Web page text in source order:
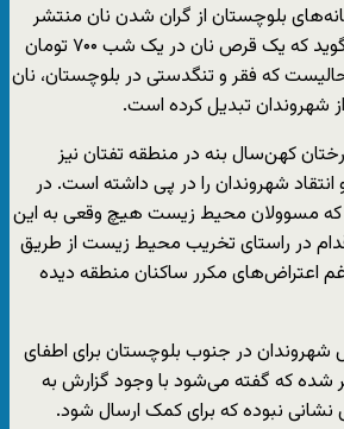
بلوچستان از گران شدن نان منتشر
کرده‌اند، یک شهروند می‌گوید که یک قرص نان در یک شب ۷۰۰ تومان
که فقر و تنگدستی در بلوچستان، نان
شهروندان تبدیل کرده است.
کهن‌سال بنه در منطقه تفتان نیز
شهروندان را در پی داشته است. در
مسوولان محیط زیست هیچ وقعی به این
در راستای تخریب محیط زیست از طریق
اعتراض‌های مکرر ساکنان منطقه دیده
شهروندان در جنوب بلوچستان برای اطفای
که گفته می‌شود با وجود گزارش به
نبوده که برای کمک ارسال شود.